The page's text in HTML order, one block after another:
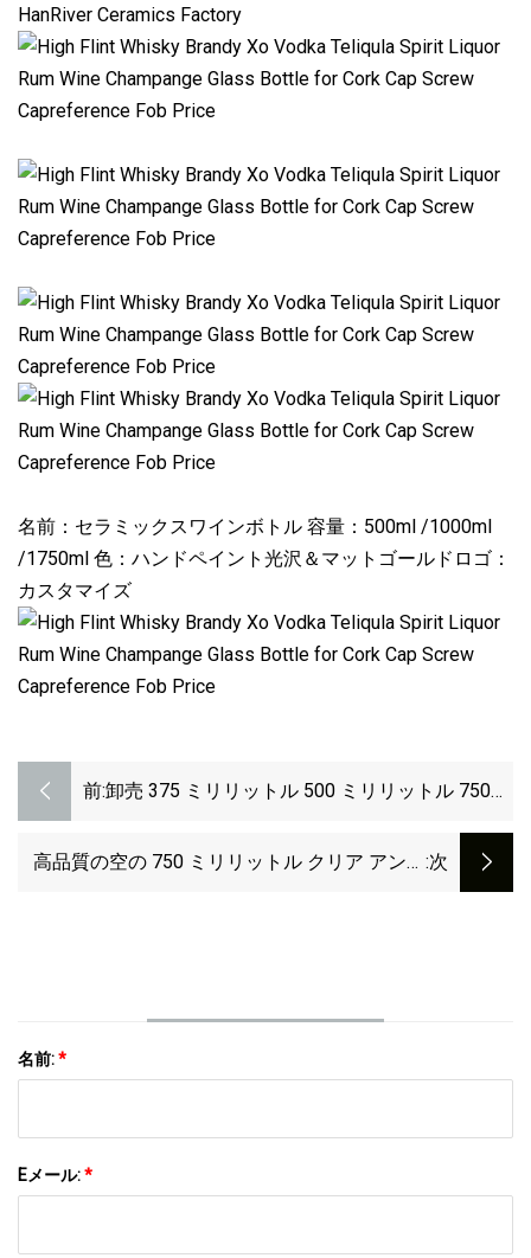
HanRiver Ceramics Factory
名前：セラミックスワインボトル 容量：500ml /1000ml
/1750ml 色：ハンドペイント光沢＆マットゴールドロゴ：
カスタマイズ
前:卸売 375 ミリリットル 500 ミリリットル 750
グラスボトル ボルドーボトル ブルゴーニュボト
ル オリーブグリーンボトル アンティークグリー
高品質の空の 750 ミリリットル クリア アンテ :次
名前:*
Eメール:*